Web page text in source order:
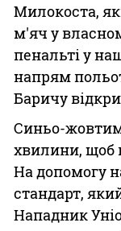
Милокоста,
м'яч у
пенальті у
напрям
Баричу
Синьо-
хвилини, щоб
На допомогу
стандарт,
Нападник